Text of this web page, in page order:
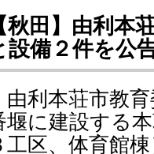
秋田】由利本
設備２件を公
利本荘市教育
堰に建設する
工区、体育館